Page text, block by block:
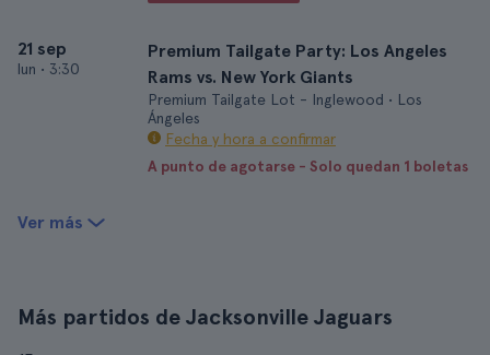
21 sep
lun • 3:30
Premium Tailgate Party: Los Angeles
Rams vs. New York Giants
Premium Tailgate Lot - Inglewood • Los
Ángeles
Fecha y hora a confirmar
A punto de agotarse - Solo quedan 1 boletas
Ver más
Más partidos de Jacksonville Jaguars